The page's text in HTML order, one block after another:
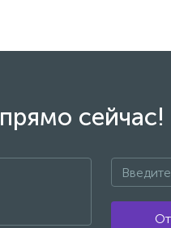
сейчас!